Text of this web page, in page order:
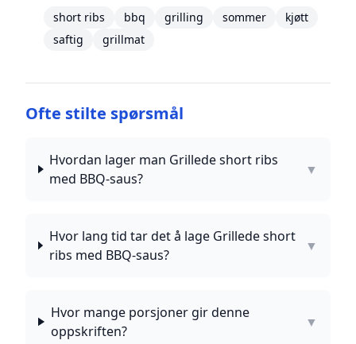
short ribs bbq grilling sommer
kjøtt
saftig
grillmat
Ofte stilte spørsmål
Hvordan lager man Grillede short ribs
med BBQ-saus?
▼
Hvor lang tid tar det å lage Grillede short
ribs med BBQ-saus?
▼
Hvor mange porsjoner gir denne
oppskriften?
▼